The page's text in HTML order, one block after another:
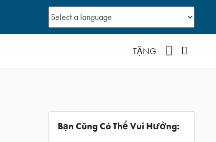
TẶNG YouTube
Bạn Cũng Có Thể Vui Hưởng: